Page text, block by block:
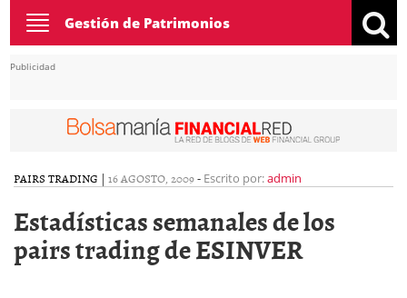
Toggle
navigation
Gestión de Patrimonios
Publicidad
PAIRS TRADING | 16 AGOSTO, 2009- Escrito por:admin
Estadísticas semanales de los
pairs trading de ESINVER